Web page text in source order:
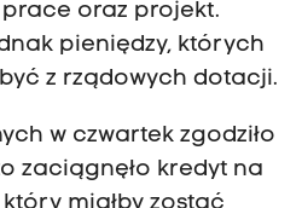
oraz projekt.
pieniędzy, których
z rządowych dotacji.
w czwartek zgodziło
zaciągnęło kredyt na
który miałby zostać